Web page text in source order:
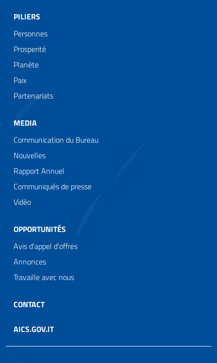
PILIERS
Personnes
Prosperité
Planète
Paix
Partenariats
MEDIA
Communication du Bureau
Nouvelles
Rapport Annuel
Communiqués de presse
Vidéo
OPPORTUNITÉS
Avis d'appel d'offres
Annonces
Travaille avec nous
CONTACT
AICS.GOV.IT